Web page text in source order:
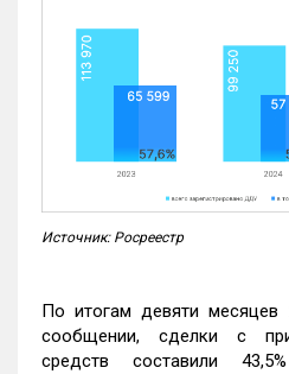
Источник: Росреестр
По итогам девяти месяцев
сообщении, сделки с
средств составили